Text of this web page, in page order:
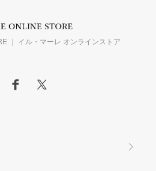
｜ イル・マーレ オンラインストア